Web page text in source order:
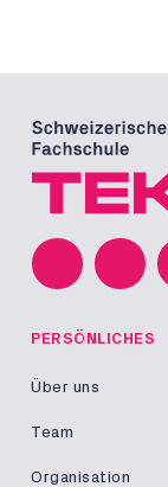
PERSÖNLICHES
Über uns
Team
Organisation